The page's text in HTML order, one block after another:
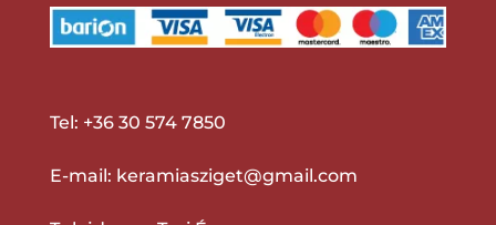
Tel: +36 30 574 7850
E-mail: keramiasziget@gmail.com